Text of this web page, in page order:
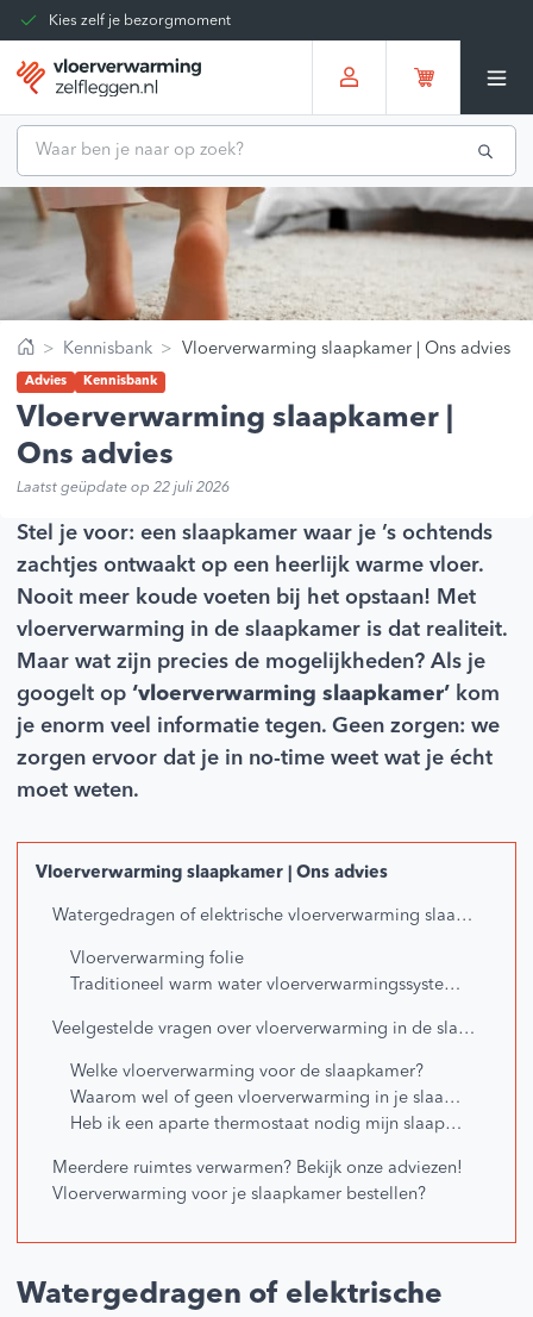
Kies zelf je bezorgmoment
Tot 30 dagen terug te sturen
Gratis verzending vanaf
Kennisbank Vloerverwarming slaapkamer | Ons advies
Advies Kennisbank
Vloerverwarming slaapkamer |
Ons advies
Laatst geüpdate op 22 juli 2026
Stel je voor: een slaapkamer waar je ’s ochtends
zachtjes ontwaakt op een heerlijk warme vloer.
Nooit meer koude voeten bij het opstaan! Met
vloerverwarming in de slaapkamer is dat realiteit.
Maar wat zijn precies de mogelijkheden? Als je
googelt op ‘vloerverwarming slaapkamer’ kom
je enorm veel informatie tegen. Geen zorgen: we
zorgen ervoor dat je in no-time weet wat je écht
moet weten.
Vloerverwarming slaapkamer | Ons advies
Watergedragen of elektrische vloerverwarming slaapkamer?
Vloerverwarming folie
Traditioneel warm water vloerverwarmingssysteem
Veelgestelde vragen over vloerverwarming in de slaapkamer
Welke vloerverwarming voor de slaapkamer?
Waarom wel of geen vloerverwarming in je slaapkamer?
Heb ik een aparte thermostaat nodig mijn slaapkamer?
Meerdere ruimtes verwarmen? Bekijk onze adviezen!
Vloerverwarming voor je slaapkamer bestellen?
Watergedragen of elektrische